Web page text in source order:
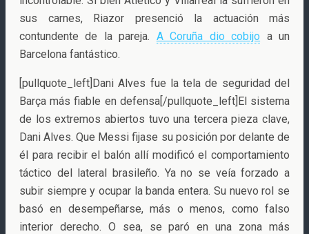
sus carnes, Riazor presenció la actuación más
contundente de la pareja. A Coruña dio cobijo a un
Barcelona fantástico.
[pullquote_left]Dani Alves fue la tela de seguridad del
Barça más fiable en defensa[/pullquote_left]El sistema
de los extremos abiertos tuvo una tercera pieza clave,
Dani Alves. Que Messi fijase su posición por delante de
él para recibir el balón allí modificó el comportamiento
táctico del lateral brasileño. Ya no se veía forzado a
subir siempre y ocupar la banda entera. Su nuevo rol se
basó en desempeñarse, más o menos, como falso
interior derecho. O sea, se paró en una zona más